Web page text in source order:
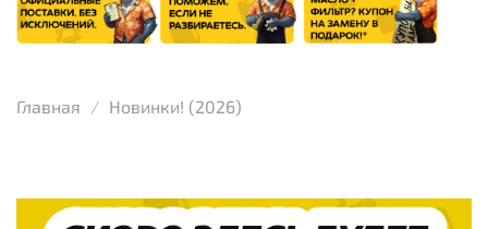
Главная Новинки! (2026)